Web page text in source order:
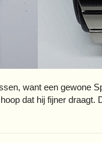
want een gewone
dat hij fijner draagt.